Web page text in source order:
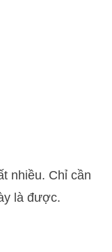
nhiều. Chỉ cần
là được.